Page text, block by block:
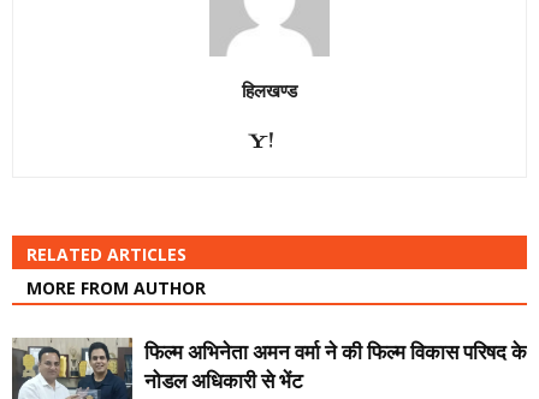
हिलखण्ड
RELATED ARTICLES
MORE FROM AUTHOR
फिल्म अभिनेता अमन वर्मा ने की फिल्म विकास परिषद के
नोडल अधिकारी से भेंट